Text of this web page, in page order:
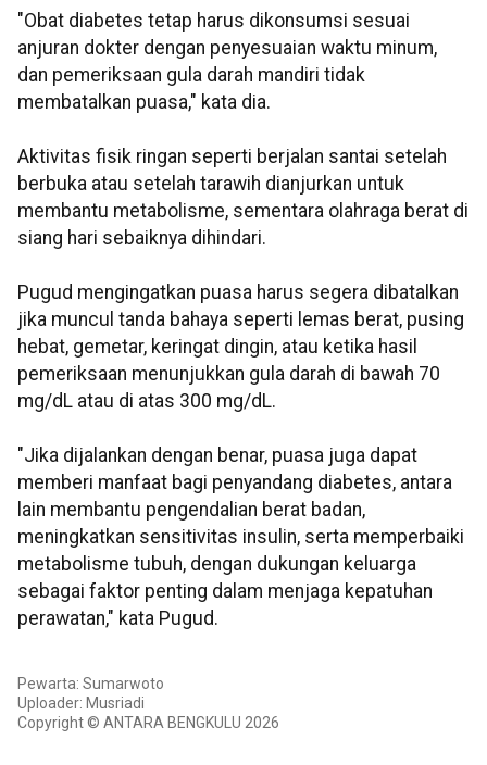
"Obat diabetes tetap harus dikonsumsi sesuai
anjuran dokter dengan penyesuaian waktu minum,
dan pemeriksaan gula darah mandiri tidak
membatalkan puasa," kata dia.
Aktivitas fisik ringan seperti berjalan santai setelah
berbuka atau setelah tarawih dianjurkan untuk
membantu metabolisme, sementara olahraga berat di
siang hari sebaiknya dihindari.
Pugud mengingatkan puasa harus segera dibatalkan
jika muncul tanda bahaya seperti lemas berat, pusing
hebat, gemetar, keringat dingin, atau ketika hasil
pemeriksaan menunjukkan gula darah di bawah 70
mg/dL atau di atas 300 mg/dL.
"Jika dijalankan dengan benar, puasa juga dapat
memberi manfaat bagi penyandang diabetes, antara
lain membantu pengendalian berat badan,
meningkatkan sensitivitas insulin, serta memperbaiki
metabolisme tubuh, dengan dukungan keluarga
sebagai faktor penting dalam menjaga kepatuhan
perawatan," kata Pugud.
Pewarta: Sumarwoto
Uploader: Musriadi
Copyright © ANTARA BENGKULU 2026